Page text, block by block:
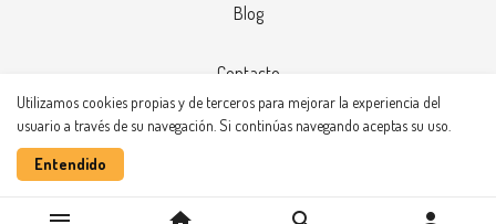
Blog
Contacto
Utilizamos cookies propias y de terceros para mejorar la experiencia del
usuario a través de su navegación. Si continúas navegando aceptas su uso.
Entendido